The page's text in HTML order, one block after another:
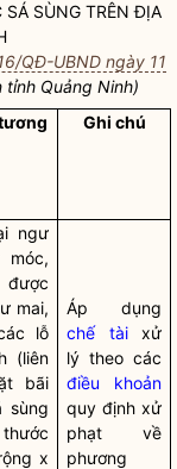
SÁ SÙNG TRÊNĐỊA
QĐ-UBND ngày 11
tỉnh Quảng Ninh)
Ghi chú
ngư
móc,
mai,
lỗ
(liên
bãi
sùng
x
Áp dụng
chế tàixử
lý theo các
điều khoản
quy định xử
phạt về
phương